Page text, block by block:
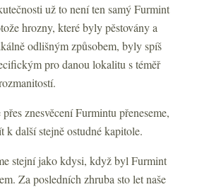
už to není ten samý Furmint
hrozny, které byly pěstovány a
odlišným způsobem, byly spíš
pro danou lokalitu s téměř
znesvěcení Furmintu přeneseme,
k další stejně ostudné kapitole.
stejní jako kdysi, když byl Furmint
Za posledních zhruba sto let naše